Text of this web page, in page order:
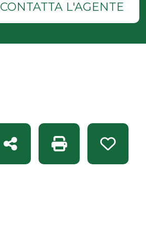
CONTATTA L'AGENTE
Stampa: Rif. F 9105
Condividi